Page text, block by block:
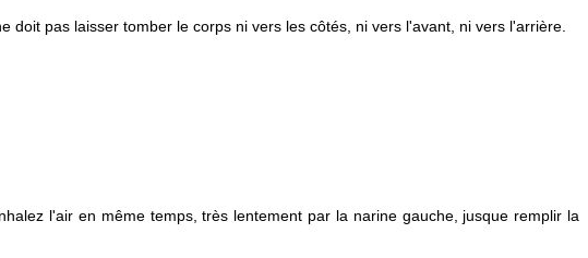
pas laisser tomber le corps ni vers les côtés, ni vers l'avant, ni vers l'arrière.
l'air en même temps, très lentement par la narine gauche, jusque remplir la